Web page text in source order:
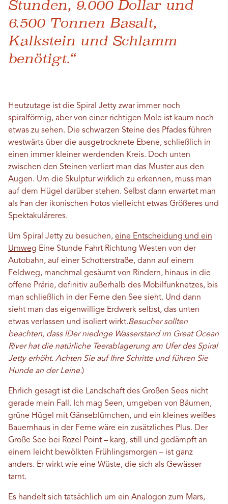
Stunden, 9.000 Dollar und
6.500 Tonnen Basalt,
Kalkstein und Schlamm
benötigt.“
Heutzutage ist die Spiral Jetty zwar immer noch
spiralförmig, aber von einer richtigen Mole ist kaum noch
etwas zu sehen. Die schwarzen Steine ​​des Pfades führen
westwärts über die ausgetrocknete Ebene, schließlich in
einen immer kleiner werdenden Kreis. Doch unten
zwischen den Steinen verliert man das Muster aus den
Augen. Um die Skulptur wirklich zu erkennen, muss man
auf dem Hügel darüber stehen. Selbst dann erwartet man
als Fan der ikonischen Fotos vielleicht etwas Größeres und
Spektakuläreres.
Um Spiral Jetty zu besuchen, eine Entscheidung und ein
Umweg Eine Stunde Fahrt Richtung Westen von der
Autobahn, auf einer Schotterstraße, dann auf einem
Feldweg, manchmal gesäumt von Rindern, hinaus in die
offene Prärie, definitiv außerhalb des Mobilfunknetzes, bis
man schließlich in der Ferne den See sieht. Und dann
sieht man das eigenwillige Erdwerk selbst, das unten
etwas verlassen und isoliert wirkt.Besucher sollten
beachten, dass lDer niedrige Wasserstand im Great Ocean
River hat die natürliche Teerablagerung am Ufer des Spiral
Jetty erhöht. Achten Sie auf Ihre Schritte und führen Sie
Hunde an der Leine.)
Ehrlich gesagt ist die Landschaft des Großen Sees nicht
gerade mein Fall. Ich mag Seen, umgeben von Bäumen,
grüne Hügel mit Gänseblümchen, und ein kleines weißes
Bauernhaus in der Ferne wäre ein zusätzliches Plus. Der
Große See bei Rozel Point – karg, still und gedämpft an
einem leicht bewölkten Frühlingsmorgen – ist ganz
anders. Er wirkt wie eine Wüste, die sich als Gewässer
tarnt.
Es handelt sich tatsächlich um ein Analogon zum Mars,